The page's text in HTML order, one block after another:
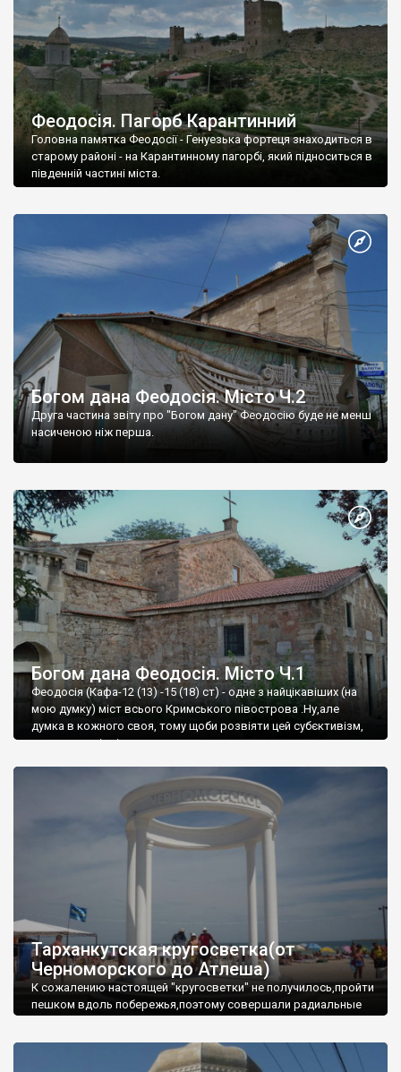
Феодосія. Пагорб Карантинний
Головна памятка Феодосії - Генуезька фортеця знаходиться в
старому районі - на Карантинному пагорбі, який підноситься в
південній частині міста.
Богом дана Феодосія. Місто Ч.2
Друга частина звіту про "Богом дану" Феодосію буде не менш
насиченою ніж перша.
Богом дана Феодосія. Місто Ч.1
Феодосія (Кафа-12 (13) -15 (18) ст) - одне з найцікавіших (на
мою думку) міст всього Кримського півострова .Ну,але
думка в кожного своя, тому щоби розвіяти цей субєктивізм,
запрошую відвідати це
Тарханкутская кругосветка(от
Черноморского до Атлеша)
К сожалению настоящей "кругосветки" не получилось,пройти
пешком вдоль побережья,поэтому совершали радиальные